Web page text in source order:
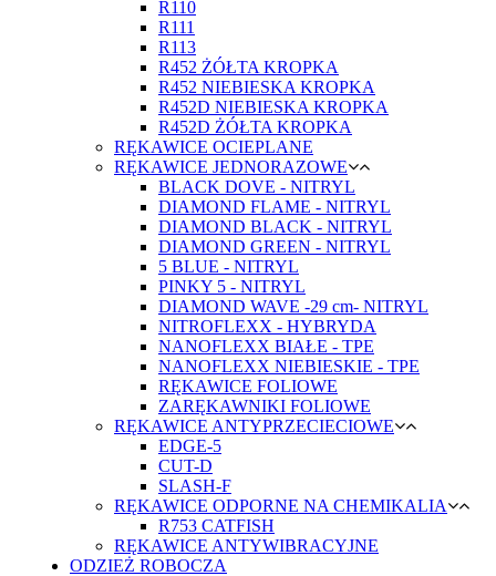
R110
R111
R113
R452 ŻÓŁTA KROPKA
R452 NIEBIESKA KROPKA
R452D NIEBIESKA KROPKA
R452D ŻÓŁTA KROPKA
RĘKAWICE OCIEPLANE
RĘKAWICE JEDNORAZOWE
BLACK DOVE - NITRYL
DIAMOND FLAME - NITRYL
DIAMOND BLACK - NITRYL
DIAMOND GREEN - NITRYL
5 BLUE - NITRYL
PINKY 5 - NITRYL
DIAMOND WAVE -29 cm- NITRYL
NITROFLEXX - HYBRYDA
NANOFLEXX BIAŁE - TPE
NANOFLEXX NIEBIESKIE - TPE
RĘKAWICE FOLIOWE
ZARĘKAWNIKI FOLIOWE
RĘKAWICE ANTYPRZECIECIOWE
EDGE-5
CUT-D
SLASH-F
RĘKAWICE ODPORNE NA CHEMIKALIA
R753 CATFISH
RĘKAWICE ANTYWIBRACYJNE
ODZIEŻ ROBOCZA